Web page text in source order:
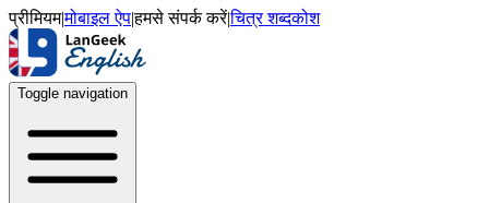
प्रीमियम|मोबाइल ऐप|हमसे संपर्क करें|चित्र शब्दकोश
Toggle navigation